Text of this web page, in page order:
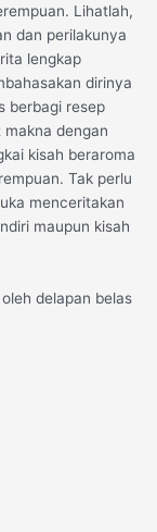
Lihatlah,
dan perilakunya
lengkap
dirinya
berbagi resep
dengan
kisah beraroma
Tak perlu
menceritakan
maupun kisah
delapan belas